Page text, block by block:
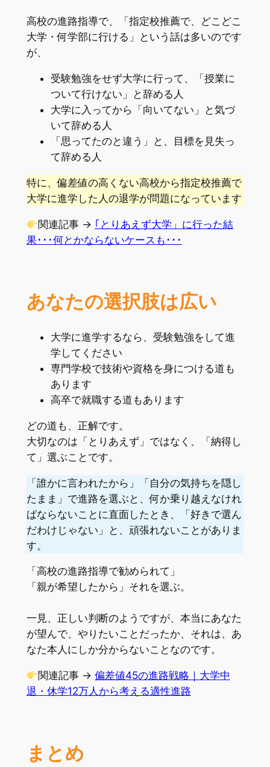
高校の進路指導で、「指定校推薦で、どこどこ
大学・何学部に行ける」という話は多いのです
が、
受験勉強をせず大学に行って、「授業に
ついて行けない」と辞める人
大学に入ってから「向いてない」と気づ
いて辞める人
「思ってたのと違う」と、目標を見失っ
て辞める人
特に、偏差値の高くない高校から指定校推薦で
大学に進学した人の退学が問題になっています
関連記事 → ｢とりあえず大学」に行った結
果･･･何とかならないケースも･･･
あなたの選択肢は広い
大学に進学するなら、受験勉強をして進
学してください
専門学校で技術や資格を身につける道も
あります
高卒で就職する道もあります
どの道も、正解です。
大切なのは「とりあえず」ではなく、「納得し
て」選ぶことです。
「誰かに言われたから」「自分の気持ちを隠し
たまま」で進路を選ぶと、何か乗り越えなけれ
ばならないことに直面したとき、「好きで選ん
だわけじゃない」と、頑張れないことがありま
す。
「高校の進路指導で勧められて」
「親が希望したから」それを選ぶ。
一見、正しい判断のようですが、本当にあなた
が望んで、やりたいことだったか、それは、あ
なた本人にしか分からないことなのです。
関連記事 → 偏差値45の進路戦略｜大学中
退・休学12万人から考える適性進路
まとめ